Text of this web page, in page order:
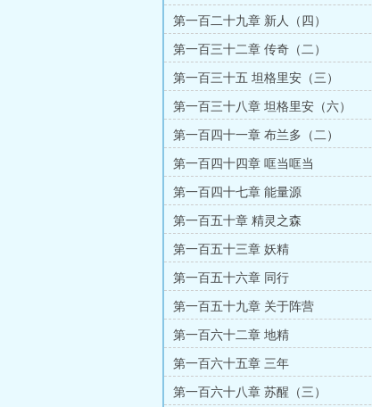
第一百二十九章 新人（四）
第一百三十二章 传奇（二）
第一百三十五 坦格里安（三）
第一百三十八章 坦格里安（六）
第一百四十一章 布兰多（二）
第一百四十四章 哐当哐当
第一百四十七章 能量源
第一百五十章 精灵之森
第一百五十三章 妖精
第一百五十六章 同行
第一百五十九章 关于阵营
第一百六十二章 地精
第一百六十五章 三年
第一百六十八章 苏醒（三）